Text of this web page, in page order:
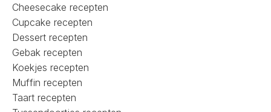
Cheesecake recepten
Cupcake recepten
Dessert recepten
Gebak recepten
Koekjes recepten
Muffin recepten
Taart recepten